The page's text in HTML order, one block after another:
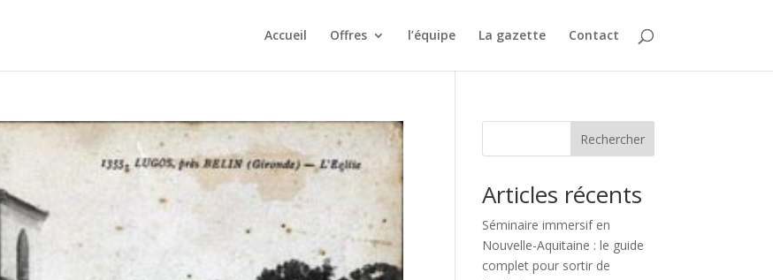
Accueil Offres l’équipe La gazette Contact
Rechercher
Articles récents
Séminaire immersif en
Nouvelle-Aquitaine : le guide
complet pour sortir de